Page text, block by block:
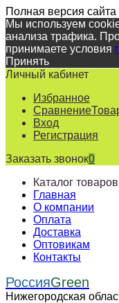
Полная версия сайта
Мы используем
анализа трафика.
принимаете условия
Принять
Личный кабинет
Избранное
Сравнение
Вход
Регистрация
Заказать звонок0
Каталог товаров
Главная
О компании
Оплата
Доставка
Оптовикам
Контакты
РоссияGreen
Нижегородская